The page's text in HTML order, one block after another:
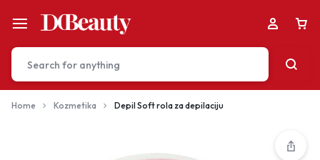
Your bag is empty
Home Kozmetika Depil Soft rola za depilaciju